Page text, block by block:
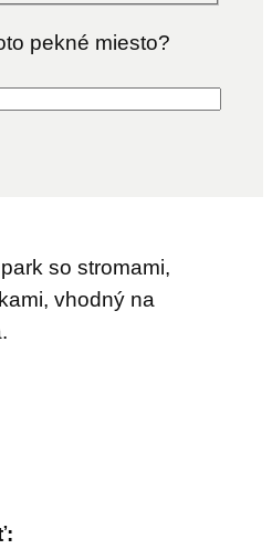
pekné miesto?
so stromami,
vhodný na